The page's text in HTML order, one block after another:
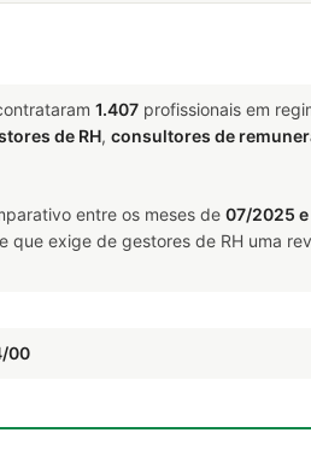
1.407 profissionais em
de RH, consultores de
entre os meses de 07/2025
exige de gestores de RH uma
00